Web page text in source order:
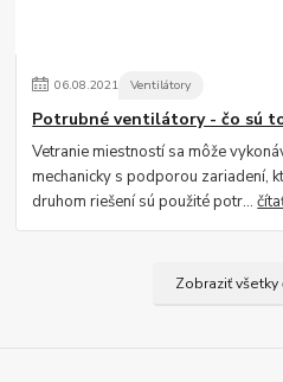
06.08.2021 Ventilátory
Potrubné ventilátory - čo sú
Vetranie miestností sa môže
mechanicky s podporou zariadení,
druhom riešení sú použité potr...
Zobraziť všetky